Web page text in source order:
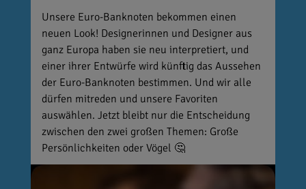
Unsere Euro-Banknoten bekommen einen
neuen Look! Designerinnen und Designer aus
ganz Europa haben sie neu interpretiert, und
einer ihrer Entwürfe wird künftig das Aussehen
der Euro-Banknoten bestimmen. Und wir alle
dürfen mitreden und unsere Favoriten
auswählen. Jetzt bleibt nur die Entscheidung
zwischen den zwei großen Themen: Große
Persönlichkeiten oder Vögel 🤔